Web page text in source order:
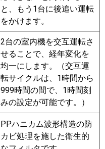
と、もう1台に後追い運転
をかけます。
2台の室内機を交互運転さ
せることで、経年変化を
均一にします。（交互運
転サイクルは、1時間から
999時間の間で、1時間刻
みの設定が可能です。）
PPハニカム波形構造の防
カビ処理を施した衛生的